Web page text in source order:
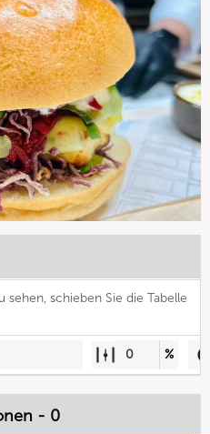
sehen, schieben Sie die Tabelle
0 %
- 0